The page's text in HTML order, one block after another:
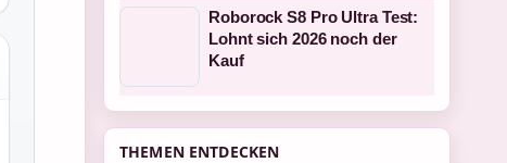
Roborock S8 Pro Ultra Test:
Lohnt sich 2026 noch der
Kauf
THEMEN ENTDECKEN